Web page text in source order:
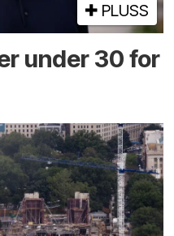
PLUSS
under 30 for